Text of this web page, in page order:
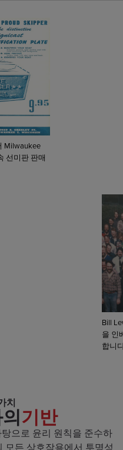
Milwaukee
선미판 판매
Bill
을 인
합니
치
기반
으로 윤리 원칙을 준수하